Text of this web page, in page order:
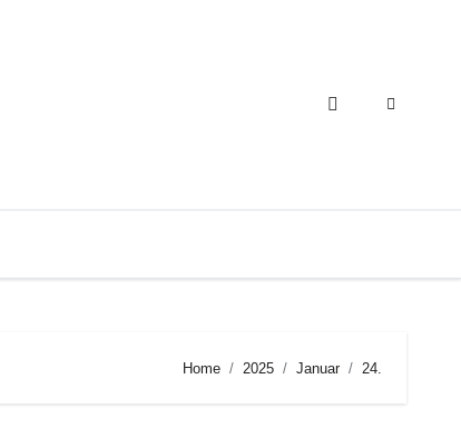
Home 2025 Januar 24.